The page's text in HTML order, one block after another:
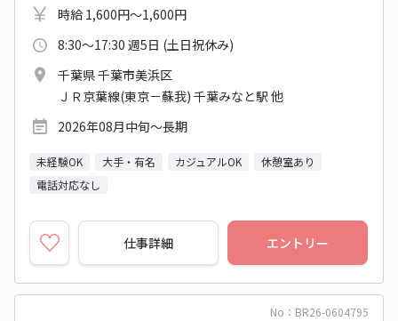
時給 1,600円～1,600円
8:30～17:30 週5日 (土日祝休み)
千葉県 千葉市美浜区
ＪＲ京葉線(東京－蘇我) 千葉みなと駅 他
2026年08月中旬～長期
未経験OK 大手・有名 カジュアルOK
休憩室あり
電話対応なし
仕事詳細 エントリー
No：BR26-0604795